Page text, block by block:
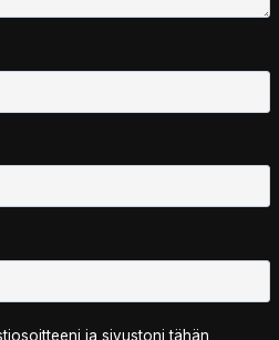
ja sivustoni tähän